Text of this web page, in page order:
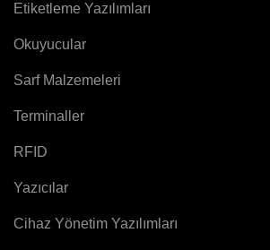
Etiketleme Yazılımları
Okuyucular
Sarf Malzemeleri
Terminaller
RFID
Yazıcılar
Cihaz Yönetim Yazılımları